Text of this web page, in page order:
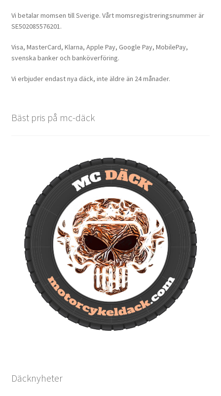
Vi betalar momsen till Sverige. Vårt momsregistreringsnummer är
SE502085576201.
Visa, MasterCard, Klarna, Apple Pay, Google Pay, MobilePay,
svenska banker och banköverföring.
Vi erbjuder endast nya däck, inte äldre än 24 månader.
Bäst pris på mc-däck
Däcknyheter